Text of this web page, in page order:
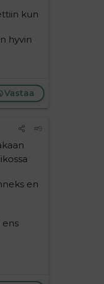
kun
hyvin
Vastaa
#9
en
ens